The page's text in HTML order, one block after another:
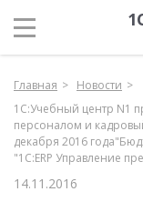
Главная
Новости
1С:Учебный центр N1
персоналом и
декабря 2016
"1С:ERP Управление
14.11.2016